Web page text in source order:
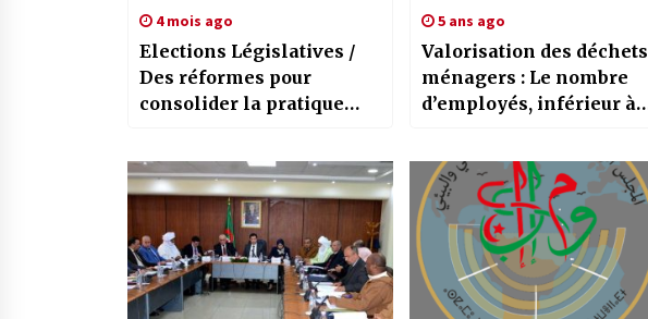
4 mois ago
Elections Législatives /
Des réformes pour
consolider la pratique
5 ans ago
Valorisation des déchets
ménagers : Le nombre
d’employés, inférieur à